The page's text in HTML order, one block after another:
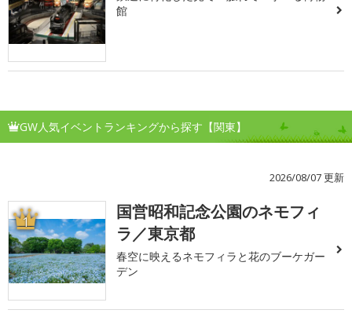
館
GW人気イベントランキングから探す【関東】
2026/08/07 更新
1
国営昭和記念公園のネモフィ
ラ／東京都
春空に映えるネモフィラと花のブーケガー
デン